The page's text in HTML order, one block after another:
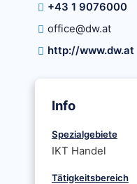
+43 1 9076000
office@dw.at
http://www.dw.at
Info
Spezialgebiete
IKT Handel
Tätigkeitsbereich